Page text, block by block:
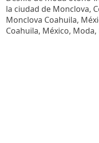
la ciudad de Monclova,
Monclova Coahuila,
Coahuila, México,